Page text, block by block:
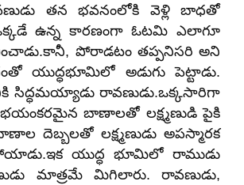
తన భవనంలోకి వెళ్లి బాధతో
ఉన్న కారణంగా ఓటమి ఎలాగూ
పోరాడటం తప్పనిసరి అని
యుద్ధభూమిలో అడుగు పెట్టాడు.
సిద్ధమయ్యాడు రావణుడు.ఒక్కసారిగా
బాణాలతో లక్ష్మణుడి పైకి
దెబ్బలతో లక్ష్మణుడు అపస్మారక
యుద్ధ భూమిలో రాముడు
మాత్రమే మిగిలారు. రావణుడు,